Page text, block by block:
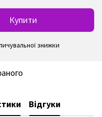
Купити
знижки
Відгуки